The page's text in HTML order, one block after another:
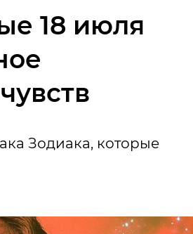
18 июля
Зодиака, которые